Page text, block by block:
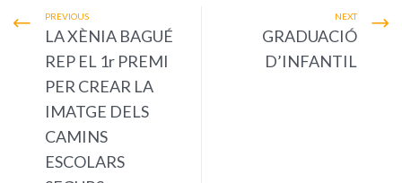
PREVIOUS
LA XÈNIA BAGUÉ
REP EL 1r PREMI
PER CREAR LA
IMATGE DELS
CAMINS
ESCOLARS
NEXT
GRADUACIÓ
D’INFANTIL